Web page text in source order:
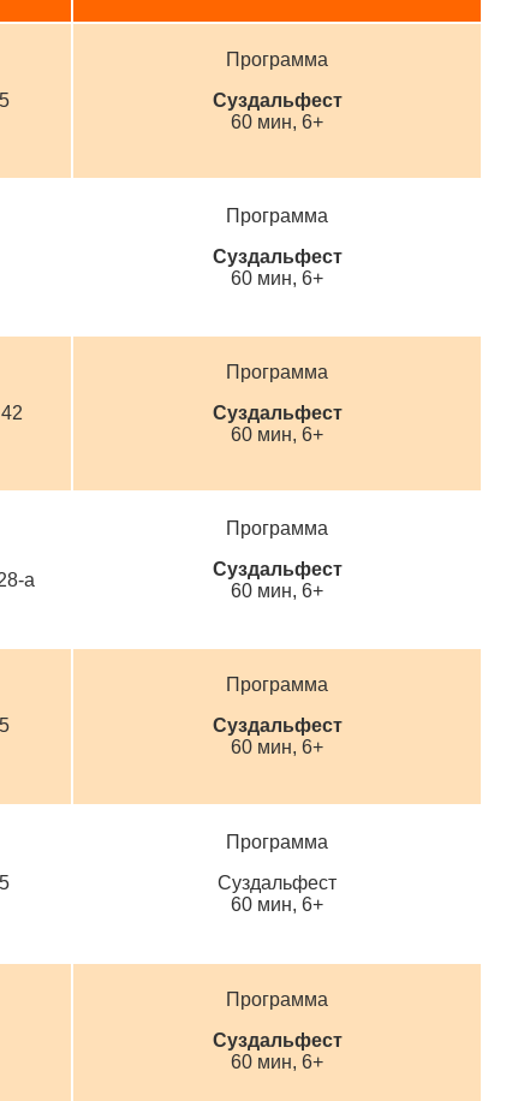
Программа
Суздальфест
60 мин, 6+
Программа
Суздальфест
60 мин, 6+
Программа
Суздальфест
60 мин, 6+
а
Программа
Суздальфест
60 мин, 6+
Программа
Суздальфест
60 мин, 6+
Программа
Суздальфест
60 мин, 6+
Программа
Суздальфест
60 мин, 6+